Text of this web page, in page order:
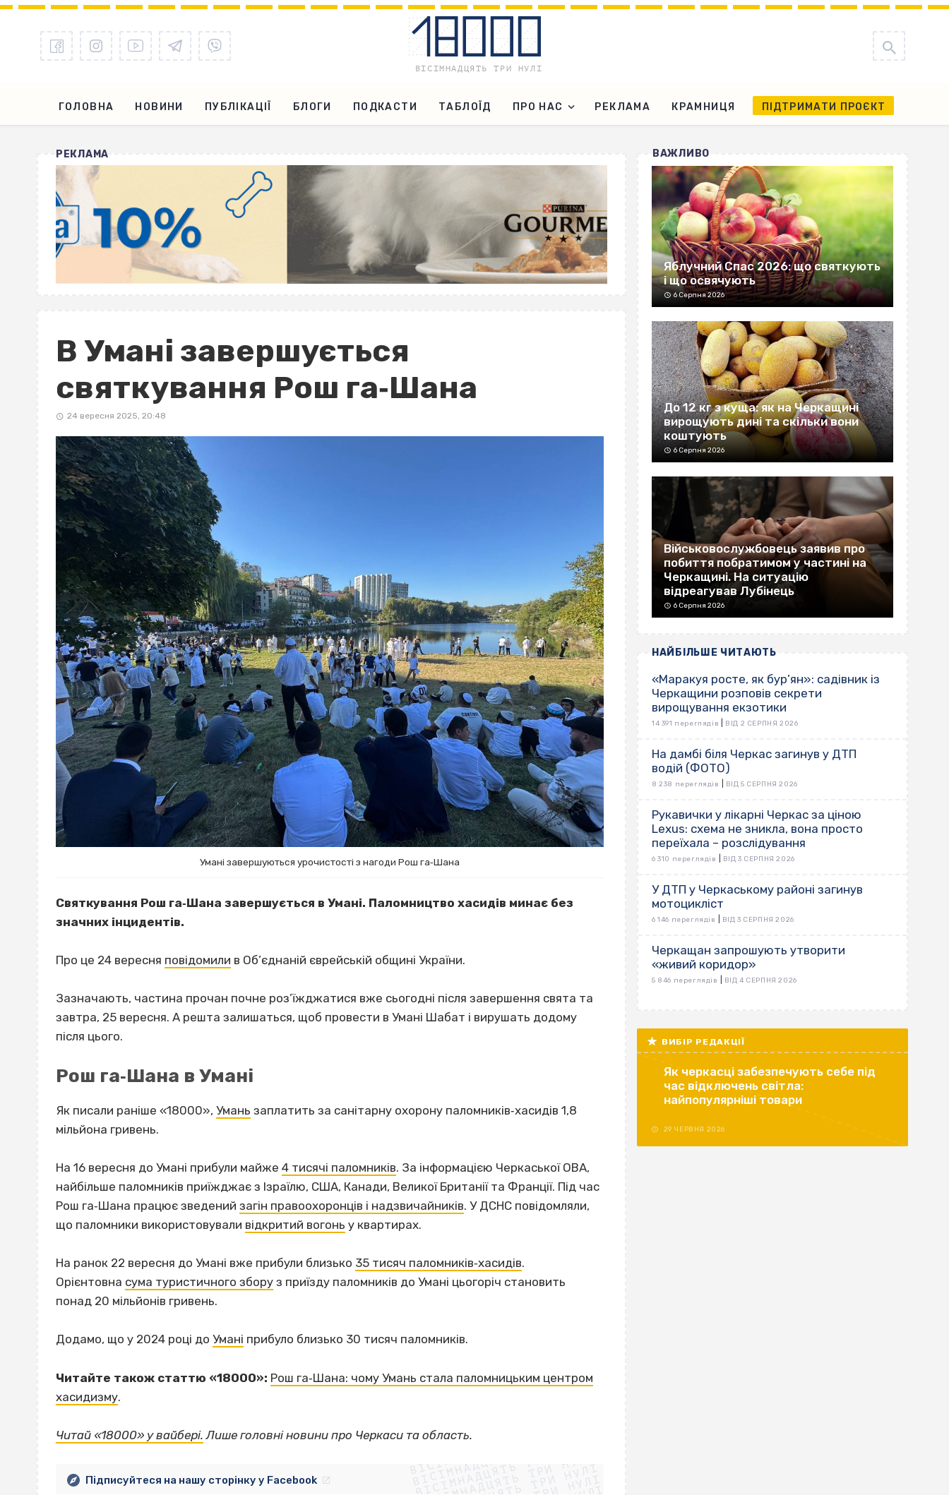
ГОЛОВНА НОВИНИ ПУБЛІКАЦІЇ БЛОГИ ПОДКАСТИ ТАБЛОЇД ПРО НАС РЕКЛАМА КРАМНИЦЯ ПІДТРИМАТИ ПРОЄКТ
РЕКЛАМА
В Умані завершується
святкування Рош га‐Шана
24 вересня 2025, 20:48
Умані завершуються урочистості з нагоди Рош га‐Шана
Святкування Рош га‐Шана завершується в Умані. Паломництво хасидів минає без
значних інцидентів.
Про це 24 вересня повідомили в Об’єднаній єврейській общині України.
Зазначають, частина прочан почне роз’їжджатися вже сьогодні після завершення свята та
завтра, 25 вересня. А решта залишаться, щоб провести в Умані Шабат і вирушать додому
після цього.
Рош га‐Шана в Умані
Як писали раніше «18000», Умань заплатить за санітарну охорону паломників‐хасидів 1,8
мільйона гривень.
На 16 вересня до Умані прибули майже 4 тисячі паломників. За інформацією Черкаської ОВА,
найбільше паломників приїжджає з Ізраїлю, США, Канади, Великої Британії та Франції. Під час
Рош га‐Шана працює зведений загін правоохоронців і надзвичайників. У ДСНС повідомляли,
що паломники використовували відкритий вогонь у квартирах.
На ранок 22 вересня до Умані вже прибули близько 35 тисяч паломників‐хасидів.
Орієнтовна сума туристичного збору з приїзду паломників до Умані цьогоріч становить
понад 20 мільйонів гривень.
Додамо, що у 2024 році до Умані прибуло близько 30 тисяч паломників.
Читайте також статтю «18000»: Рош га‐Шана: чому Умань стала паломницьким центром
хасидизму.
Читай «18000» у вайбері. Лише головні новини про Черкаси та область.ВІСІМНАДЦЯТЬ ТРИ НУЛІ
ВІСІМНАДЦЯТЬ ТРИ НУЛІ
ВІСІМНАДЦЯТЬ ТРИ НУЛІ
ВІСІМНАДЦЯТЬ ТРИ НУЛІ
Підписуйтеся на нашу сторінку у Facebook
ВАЖЛИВО
Яблучний Спас 2026: що святкують
і що освячують
6 Серпня 2026
До 12 кг з куща: як на Черкащині
вирощують дині та скільки вони
коштують
6 Серпня 2026
Військовослужбовець заявив про
побиття побратимом у частині на
Черкащині. На ситуацію
відреагував Лубінець
6 Серпня 2026
НАЙБІЛЬШЕ ЧИТАЮТЬ
«Маракуя росте, як бур’ян»: садівник із
Черкащини розповів секрети
вирощування екзотики
14 391 переглядів ВІД 2 СЕРПНЯ 2026
На дамбі біля Черкас загинув у ДТП
водій (ФОТО)
8 238 переглядів ВІД 5 СЕРПНЯ 2026
Рукавички у лікарні Черкас за ціною
Lexus: схема не зникла, вона просто
переїхала – розслідування
6 310 переглядів ВІД 3 СЕРПНЯ 2026
У ДТП у Черкаському районі загинув
мотоцикліст
6 146 переглядів ВІД 3 СЕРПНЯ 2026
Черкащан запрошують утворити
«живий коридор»
5 846 переглядів ВІД 4 СЕРПНЯ 2026
ВИБІР РЕДАКЦІЇ
Як черкасці забезпечують себе під
час відключень світла:
найпопулярніші товари
29 ЧЕРВНЯ 2026